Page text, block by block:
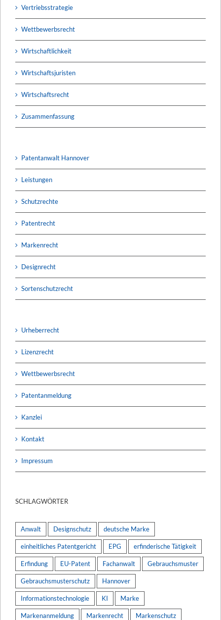
Vertriebsstrategie
Wettbewerbsrecht
Wirtschaftlichkeit
Wirtschaftsjuristen
Wirtschaftsrecht
Zusammenfassung
Patentanwalt Hannover
Leistungen
Schutzrechte
Patentrecht
Markenrecht
Designrecht
Sortenschutzrecht
Urheberrecht
Lizenzrecht
Wettbewerbsrecht
Patentanmeldung
Kanzlei
Kontakt
Impressum
SCHLAGWÖRTER
Anwalt Designschutz deutsche Marke
einheitliches Patentgericht EPG erfinderische Tätigkeit
Erfindung EU-Patent Fachanwalt Gebrauchsmuster
Gebrauchsmusterschutz Hannover
Informationstechnologie KI Marke
Markenanmeldung Markenrecht Markenschutz